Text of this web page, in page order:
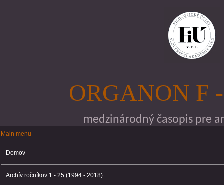
ORGANON F
medzinárodný časopis pre
Main menu
Main menu
Domov
Archív ročníkov 1 - 25 (1994 - 2018)